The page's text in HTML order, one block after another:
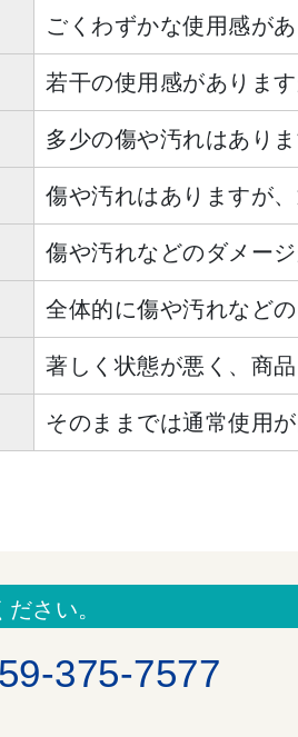
ごくわずかな使用感が
若干の使用感がありま
多少の傷や汚れはあり
傷や汚れはありますが
傷や汚れなどのダメー
全体的に傷や汚れなど
著しく状態が悪く、商
そのままでは通常使用が
さい。
375-7577